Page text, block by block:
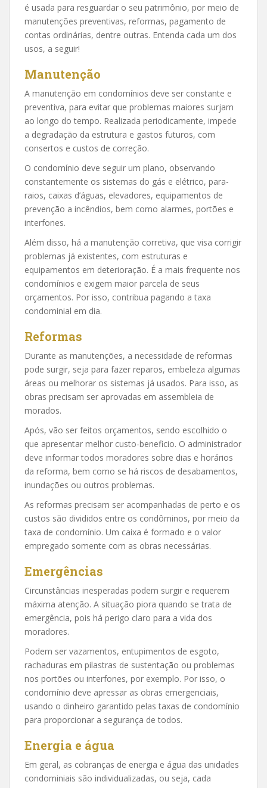
é usada para resguardar o seu patrimônio, por meio de
manutenções preventivas, reformas, pagamento de
contas ordinárias, dentre outras. Entenda cada um dos
usos, a seguir!
Manutenção
A manutenção em condomínios deve ser constante e
preventiva, para evitar que problemas maiores surjam
ao longo do tempo. Realizada periodicamente, impede
a degradação da estrutura e gastos futuros, com
consertos e custos de correção.
O condomínio deve seguir um plano, observando
constantemente os sistemas do gás e elétrico, para-
raios, caixas d’águas, elevadores, equipamentos de
prevenção a incêndios, bem como alarmes, portões e
interfones.
Além disso, há a manutenção corretiva, que visa corrigir
problemas já existentes, com estruturas e
equipamentos em deterioração. É a mais frequente nos
condomínios e exigem maior parcela de seus
orçamentos. Por isso, contribua pagando a taxa
condominial em dia.
Reformas
Durante as manutenções, a necessidade de reformas
pode surgir, seja para fazer reparos, embeleza algumas
áreas ou melhorar os sistemas já usados. Para isso, as
obras precisam ser aprovadas em assembleia de
morados.
Após, vão ser feitos orçamentos, sendo escolhido o
que apresentar melhor custo-beneficio. O administrador
deve informar todos moradores sobre dias e horários
da reforma, bem como se há riscos de desabamentos,
inundações ou outros problemas.
As reformas precisam ser acompanhadas de perto e os
custos são divididos entre os condôminos, por meio da
taxa de condomínio. Um caixa é formado e o valor
empregado somente com as obras necessárias.
Emergências
Circunstâncias inesperadas podem surgir e requerem
máxima atenção. A situação piora quando se trata de
emergência, pois há perigo claro para a vida dos
moradores.
Podem ser vazamentos, entupimentos de esgoto,
rachaduras em pilastras de sustentação ou problemas
nos portões ou interfones, por exemplo. Por isso, o
condomínio deve apressar as obras emergenciais,
usando o dinheiro garantido pelas taxas de condomínio
para proporcionar a segurança de todos.
Energia e água
Em geral, as cobranças de energia e água das unidades
condominiais são individualizadas, ou seja, cada